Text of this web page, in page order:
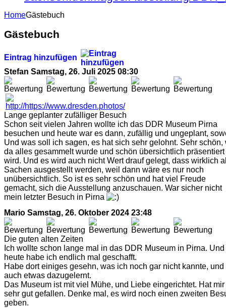
HomeGästebuch
Gästebuch
Eintrag hinzufügen
Stefan Samstag, 26. Juli 2025 08:30
Lange geplanter zufälliger Besuch
Schon seit vielen Jahren wollte ich das DDR Museum Pirna
besuchen und heute war es dann, zufällig und ungeplant,
Und was soll ich sagen, es hat sich sehr gelohnt. Sehr schön,
da alles gesammelt wurde und schön übersichtlich präsentiert
wird. Und es wird auch nicht Wert drauf gelegt, dass wirklich
Sachen ausgestellt werden, weil dann wäre es nur noch
unübersichtlich. So ist es sehr schön und hat viel Freude
gemacht, sich die Ausstellung anzuschauen. War sicher nicht
mein letzter Besuch in Pirna
Mario Samstag, 26. Oktober 2024 23:48
Die guten alten Zeiten
Ich wollte schon lange mal in das DDR Museum in Pirna. Und
heute habe ich endlich mal geschafft.
Habe dort einiges gesehn, was ich noch gar nicht kannte, und
auch etwas dazugelernt.
Das Museum ist mit viel Mühe, und Liebe eingerichtet. Hat mir
sehr gut gefallen. Denke mal, es wird noch einen zweiten
geben.